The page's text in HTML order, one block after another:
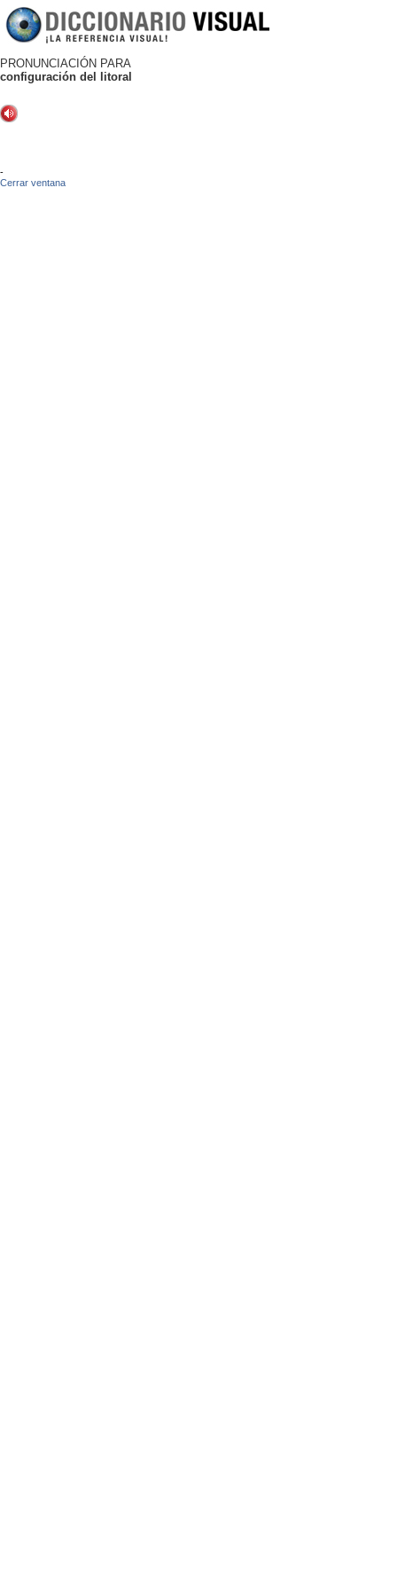
PRONUNCIACIÓN PARA
configuración del litoral
-
Cerrar ventana